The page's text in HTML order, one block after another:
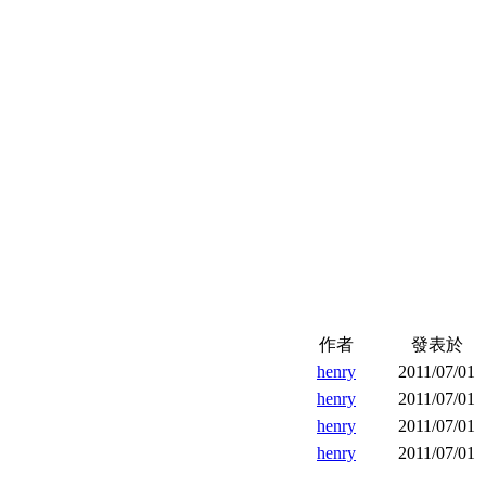
作者
發表於
henry
2011/07/01
henry
2011/07/01
henry
2011/07/01
henry
2011/07/01